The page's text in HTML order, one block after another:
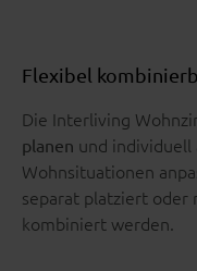
Flexibel
Die Interliving
planen und individuell
Wohnsituationen
separat platziert oder
kombiniert werden.